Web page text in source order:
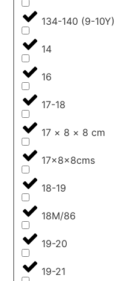
134-140 (9-10Y)
14
16
17-18
17 × 8 × 8 cm
17x8x8cms
18-19
18M/86
19-20
19-21